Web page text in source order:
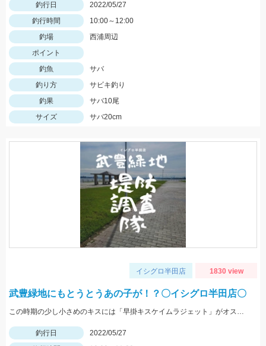
釣行日
2022/05/27
釣行時間
10:00～12:00
釣場
西浦周辺
ポイント
釣魚
サバ
釣り方
サビキ釣り
釣果
サバ10尾
サイズ
サバ20cm
イシグロ半田店 1830 view
武豊緑地にもとうとうあの子が！？〇イシグロ半田店〇
この時期の少し小さめのキスには「早掛キスケイムラジェット」がオススメ！ 武豊緑地でも小型ですがキスが釣れ始めました！皆さんも是非、チャレンジしてみてください！！
釣行日
2022/05/27